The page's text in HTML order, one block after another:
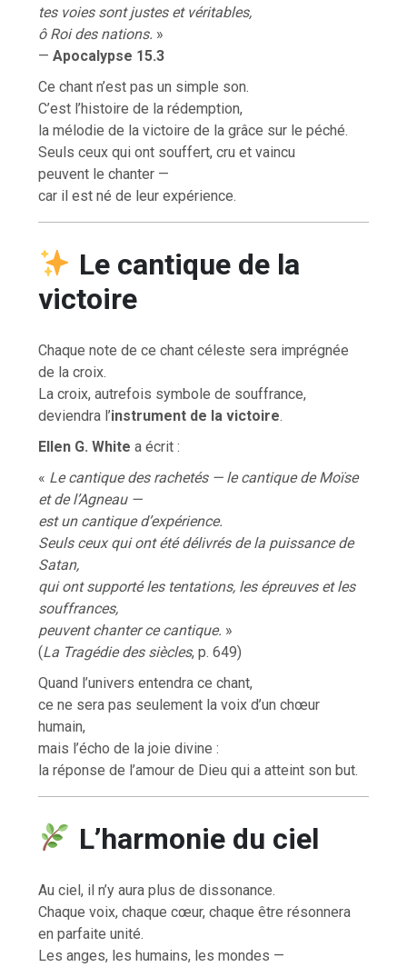
tes voies sont justes et véritables,
ô Roi des nations. »
—Apocalypse 15.3
Ce chant n’est pas un simple son.
C’est l’histoire de la rédemption,
la mélodie de la victoire de la grâce sur le péché.
Seuls ceux qui ont souffert, cru et vaincu
peuvent le chanter —
car il est né de leur expérience.
Le cantique de la
victoire
Chaque note de ce chant céleste sera imprégnée
de la croix.
La croix, autrefois symbole de souffrance,
deviendra l’instrument de la victoire.
Ellen G. White a écrit :
« Le cantique des rachetés — le cantique de Moïse
et de l’Agneau —
est un cantique d’expérience.
Seuls ceux qui ont été délivrés de la puissance de
Satan,
qui ont supporté les tentations, les épreuves et les
souffrances,
peuvent chanter ce cantique. »
(La Tragédie des siècles, p. 649)
Quand l’univers entendra ce chant,
ce ne sera pas seulement la voix d’un chœur
humain,
mais l’écho de la joie divine :
la réponse de l’amour de Dieu qui a atteint son but.
L’harmonie du ciel
Au ciel, il n’y aura plus de dissonance.
Chaque voix, chaque cœur, chaque être résonnera
en parfaite unité.
Les anges, les humains, les mondes —